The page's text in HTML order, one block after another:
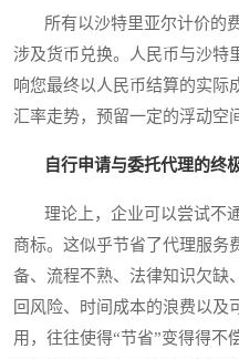
所有以沙特里亚尔计价的
涉及货币兑换。人民币与沙特
响您最终以人民币结算的实际
汇率走势，预留一定的浮动空
自行申请与委托代理的终
理论上，企业可以尝试不
商标。这似乎节省了代理服务
备、流程不熟、法律知识欠缺
回风险、时间成本的浪费以及
用，往往使得“节省”变得得不